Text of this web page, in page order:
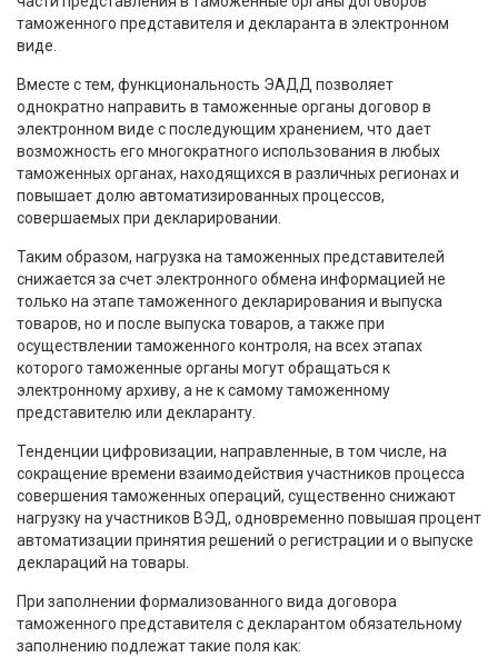
таможенного представителя и декларанта в электронном
виде.
Вместе с тем, функциональность ЭАДД позволяет
однократно направить в таможенные органы договор в
электронном виде с последующим хранением, что дает
возможность его многократного использования в любых
таможенных органах, находящихся в различных регионах и
повышает долю автоматизированных процессов,
совершаемых при декларировании.
Таким образом, нагрузка на таможенных представителей
снижается за счет электронного обмена информацией не
только на этапе таможенного декларирования и выпуска
товаров, но и после выпуска товаров, а также при
осуществлении таможенного контроля, на всех этапах
которого таможенные органы могут обращаться к
электронному архиву, а не к самому таможенному
представителю или декларанту.
Тенденции цифровизации, направленные, в том числе, на
сокращение времени взаимодействия участников процесса
совершения таможенных операций, существенно снижают
нагрузку на участников ВЭД, одновременно повышая процент
автоматизации принятия решений о регистрации и о выпуске
деклараций на товары.
При заполнении формализованного вида договора
таможенного представителя с декларантом обязательному
заполнению подлежат такие поля как: